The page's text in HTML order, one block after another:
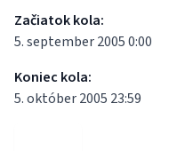
Začiatok kola:
5. september 2005 0:00
Koniec kola:
5. október 2005 23:59